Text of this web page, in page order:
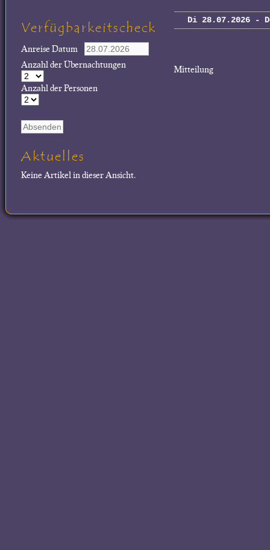
Di 28.07.2026 -
Mitteilung
Verfügbarkeitscheck
Anreise Datum
Anzahl der Übernachtungen
Anzahl der Personen
Aktuelles
Keine Artikel in dieser Ansicht.